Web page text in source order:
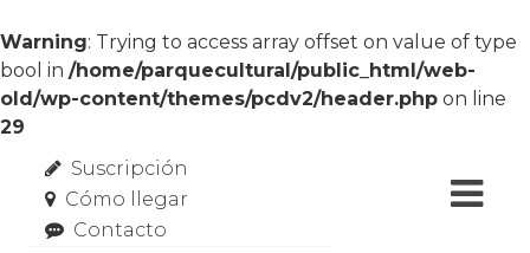
Warning: Trying to access array offset on value of type
bool in /home/parquecultural/public_html/web-
old/wp-content/themes/pcdv2/header.php on line
29
Suscripción
Cómo llegar
Contacto